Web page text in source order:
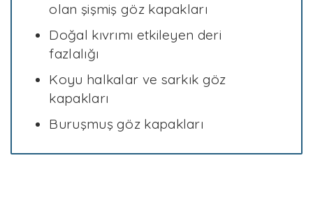
olan şişmiş göz kapakları
Doğal kıvrımı etkileyen deri
fazlalığı
Koyu halkalar ve sarkık göz
kapakları
Buruşmuş göz kapakları